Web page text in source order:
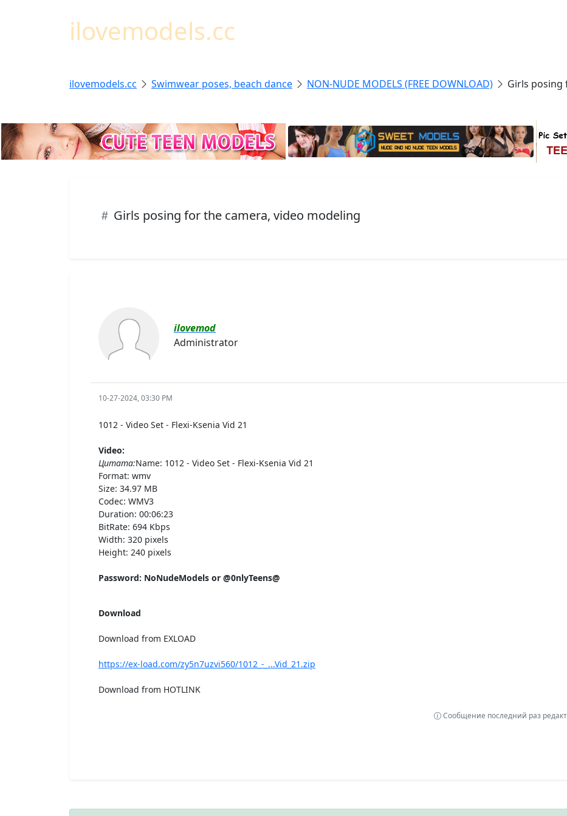
ilovemodels.cc
ilovemodels.cc Swimwear poses, beach dance NON-NUDE MODELS (FREE DOWNLOAD) Girls posing
Girls posing for the camera, video modeling
ilovemod
Administrator
10-27-2024, 03:30 PM
1012 - Video Set - Flexi-Ksenia Vid 21
Video:
Цитата:Name: 1012 - Video Set - Flexi-Ksenia Vid 21
Format: wmv
Size: 34.97 MB
Codec: WMV3
Duration: 00:06:23
BitRate: 694 Kbps
Width: 320 pixels
Height: 240 pixels
Password: NoNudeModels or @0nlyTeens@
Download
Download from EXLOAD
https://ex-load.com/zy5n7uzvi560/1012_-_...Vid_21.zip
Download from HOTLINK
Сообщение последний раз